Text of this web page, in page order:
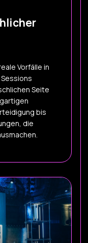
Vorfälle in
Seite
bis
die